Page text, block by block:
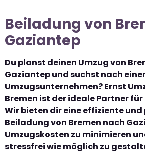
Beiladung von
Gaziantep
Du planst deinen Umzug von
Gaziantep und suchst nach
Umzugsunternehmen? Ernst
Bremen ist der ideale Partner
Wir bieten dir eine effiziente
Beiladung von Bremen nach
Umzugskosten zu minimieren
stressfrei wie möglich zu